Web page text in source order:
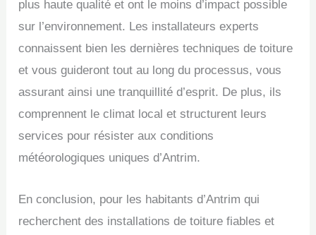
plus haute qualité et ont le moins d’impact possible
sur l’environnement. Les installateurs experts
connaissent bien les dernières techniques de toiture
et vous guideront tout au long du processus, vous
assurant ainsi une tranquillité d’esprit. De plus, ils
comprennent le climat local et structurent leurs
services pour résister aux conditions
météorologiques uniques d’Antrim.
En conclusion, pour les habitants d’Antrim qui
recherchent des installations de toiture fiables et